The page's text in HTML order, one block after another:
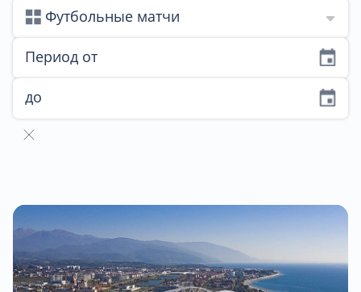
Футбольные матчи
Период от
до